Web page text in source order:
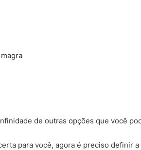
de outras opções que você
para você, agora é preciso definir